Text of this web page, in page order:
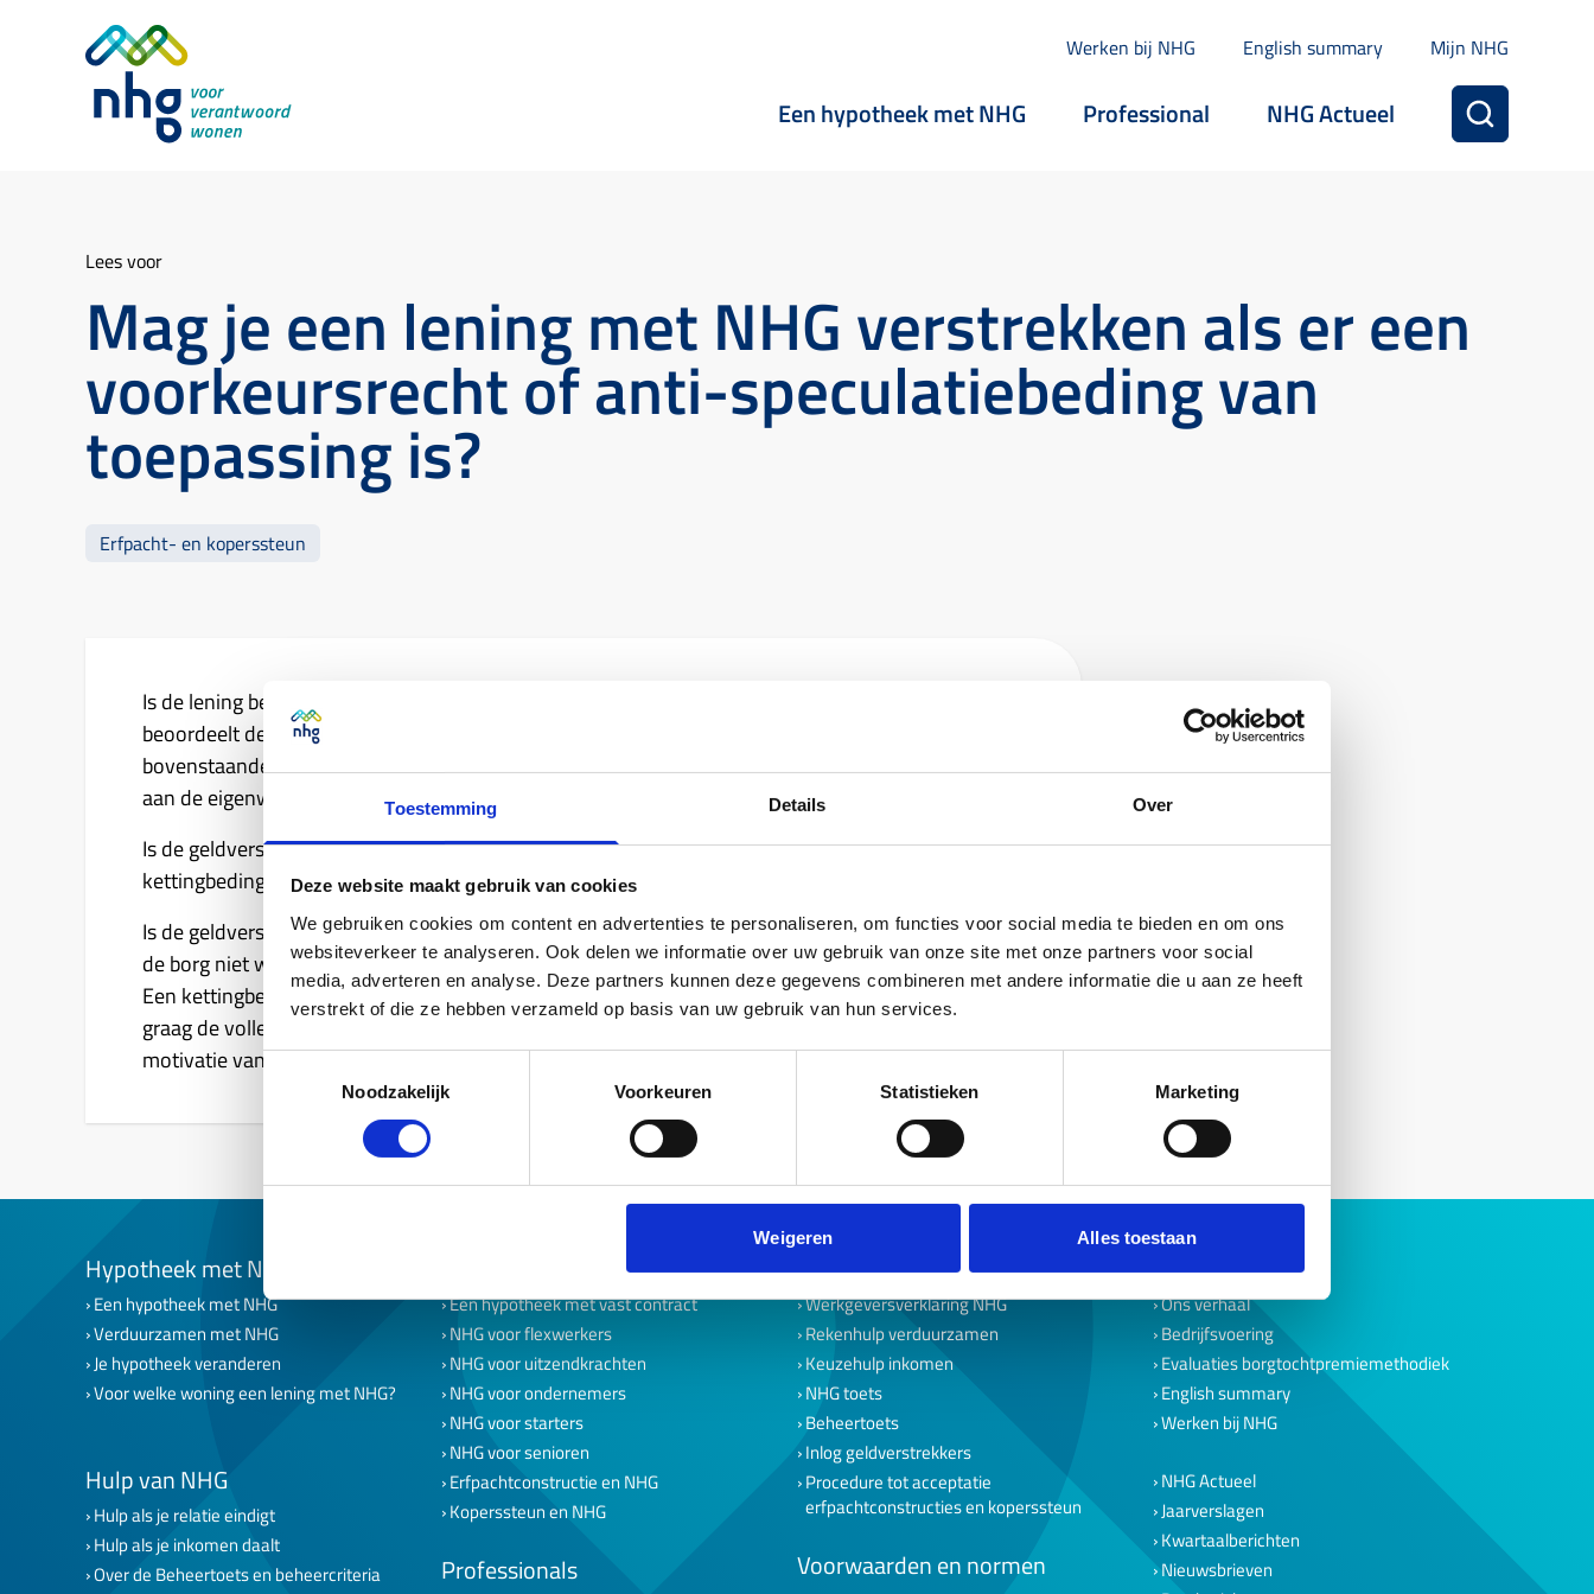
Toestemming Details Over
Deze website maakt gebruik van cookies
We gebruiken cookies om content en advertenties te personaliseren, om functies voor social media te bieden en om ons
websiteverkeer te analyseren. Ook delen we informatie over uw gebruik van onze site met onze partners voor social
media, adverteren en analyse. Deze partners kunnen deze gegevens combineren met andere informatie die u aan ze heeft
verstrekt of die ze hebben verzameld op basis van uw gebruik van hun services.
Toestemmingsselectie
Noodzakelijk
Voorkeuren Statistieken Marketing
Weigeren Alles toestaan
Werken bij NHG English summary Mijn NHG
Een hypotheek met NHG Professional NHG Actueel
Lees voor
Mag je een lening met NHG verstrekken als er een
voorkeursrecht of anti-speculatiebeding van
toepassing is?
Erfpacht- en koperssteun
Is de lening bedoeld voor een woning met een voorkeursrecht of anti-speculatiebeding? Dan
beoordeelt de geldverstrekker zelf of dit akkoord is. Belangrijk bij de beoordeling is of
bovenstaande problemen geeft bij gedwongen verkoop en/of door het anti-speculatiebeding nog
aan de eigenwoningregeling wordt voldaan.
Is de geldverstrekker akkoord met het voorkeursrecht of anti-speculatiebeding en is er ook een
kettingbeding? Dan moet de geldverstrekker ook dit kettingbeding eerst zelf beoordelen.
Is de geldverstrekker zelf akkoord met het kettingbeding en wil die zeker weten of het belang van
de borg niet wordt geschaad? Dan is het verstandig om het kettingbeding aan ons voor te leggen.
Een kettingbeding kan het risico op een verlies vergroten. Voor deze beoordeling ontvangen wij
graag de volledige koopakte zonder persoonsgegevens. Vergeet niet om het akkoord met
motivatie van de geldverstrekker bij te voegen.
Hypotheek met NHG
Een hypotheek met NHG
Verduurzamen met NHG
Je hypotheek veranderen
Voor welke woning een lening met NHG?
Hulp van NHG
Hulp als je relatie eindigt
Hulp als je inkomen daalt
Over de Beheertoets en beheercriteria
Een hypotheek met vast contract
NHG voor flexwerkers
NHG voor uitzendkrachten
NHG voor ondernemers
NHG voor starters
NHG voor senioren
Erfpachtconstructie en NHG
Koperssteun en NHG
Professionals
Download & tools
Werkgeversverklaring NHG
Rekenhulp verduurzamen
Keuzehulp inkomen
NHG toets
Beheertoets
Inlog geldverstrekkers
Procedure tot acceptatie
erfpachtconstructies en koperssteun
Voorwaarden en normen
Over ons
Ons verhaal
Bedrijfsvoering
Evaluaties borgtochtpremiemethodiek
English summary
Werken bij NHG
NHG Actueel
Jaarverslagen
Kwartaalberichten
Nieuwsbrieven